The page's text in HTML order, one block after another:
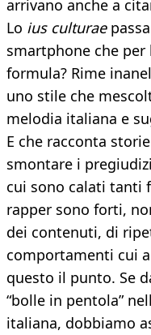
arrivano anche a
Lo ius culturae
smartphone che
formula? Rime
uno stile che
melodia italiana e
E che racconta
smontare i
cui sono calati tanti
rapper sono forti,
dei contenuti, di
comportamenti cui
questo il punto. Se
“bolle in pentola”
italiana, dobbiamo